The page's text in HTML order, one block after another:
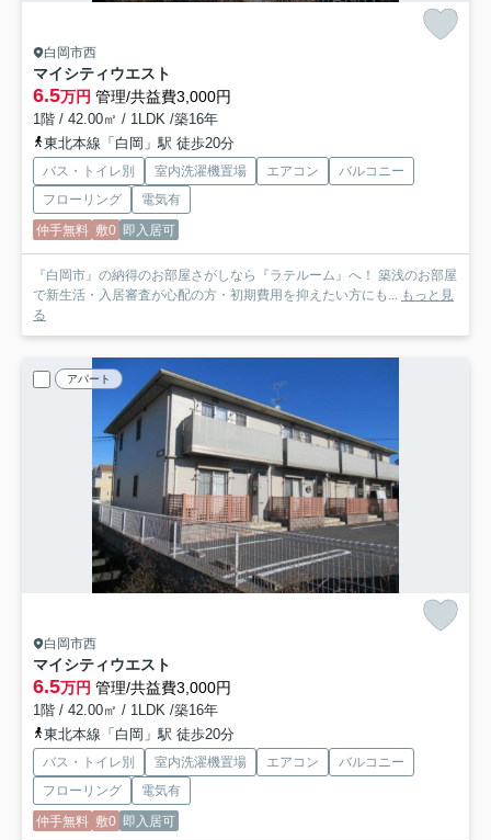
白岡市西
マイシティウエスト
6.5万円 管理/共益費3,000円
1階 / 42.00㎡ / 1LDK /築16年
東北本線「白岡」駅 徒歩20分
バス・トイレ別 室内洗濯機置場 エアコン
バルコニー
フローリング
電気有
仲手無料 敷0 即入居可
『白岡市』の納得のお部屋さがしなら『ラテルーム』へ！ 築浅のお部屋
で新生活・入居審査が心配の方・初期費用を抑えたい方にも... もっと見
る
アパート
白岡市西
マイシティウエスト
6.5万円 管理/共益費3,000円
1階 / 42.00㎡ / 1LDK /築16年
東北本線「白岡」駅 徒歩20分
バス・トイレ別 室内洗濯機置場 エアコン
バルコニー
フローリング
電気有
仲手無料 敷0 即入居可